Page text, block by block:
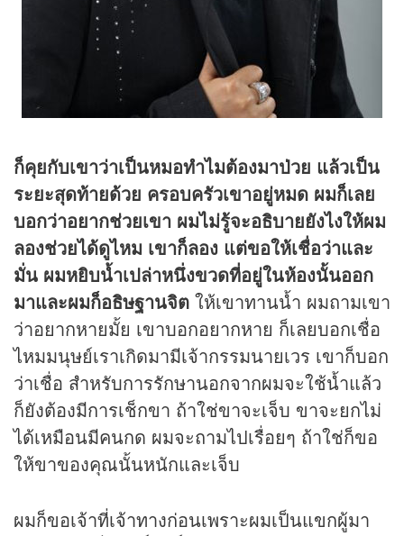
ก็คุยกับเขาว่าเป็นหมอทำไมต้องมาป่วย แล้วเป็น
ระยะสุดท้ายด้วย ครอบครัวเขาอยู่หมด ผมก็เลย
บอกว่าอยากช่วยเขา ผมไม่รู้จะอธิบายยังไงให้ผม
ลองช่วยได้ดูไหม เขาก็ลอง แต่ขอให้เชื่อว่าและ
มั่น ผมหยิบน้ำเปล่าหนึ่งขวดที่อยู่ในห้องนั้นออก
มาและผมก็อธิษฐานจิต ให้เขาทานน้ำ ผมถามเขา
ว่าอยากหายมั้ย เขาบอกอยากหาย ก็เลยบอกเชื่อ
ไหมมนุษย์เราเกิดมามีเจ้ากรรมนายเวร เขาก็บอก
ว่าเชื่อ สำหรับการรักษานอกจากผมจะใช้น้ำแล้ว
ก็ยังต้องมีการเช็กขา ถ้าใช่ขาจะเจ็บ ขาจะยกไม่
ได้เหมือนมีคนกด ผมจะถามไปเรื่อยๆ ถ้าใช่ก็ขอ
ให้ขาของคุณนั้นหนักและเจ็บ
ผมก็ขอเจ้าที่เจ้าทางก่อนเพราะผมเป็นแขกผู้มา